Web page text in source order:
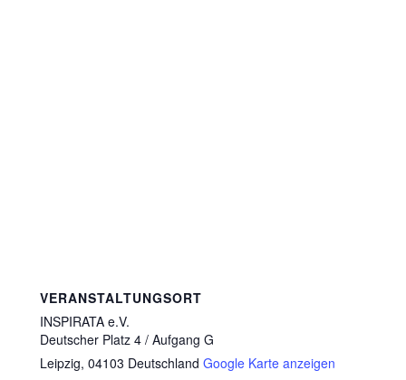
VERANSTALTUNGSORT
INSPIRATA e.V.
Deutscher Platz 4 / Aufgang G
Leipzig, 04103 Deutschland Google Karte anzeigen